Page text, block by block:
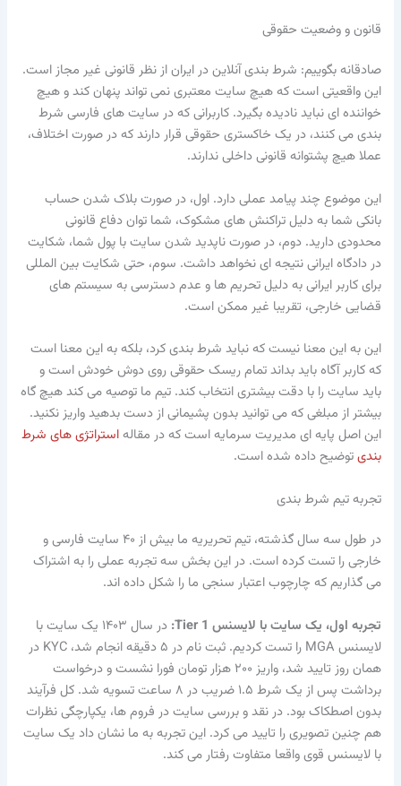
قانون و وضعیت حقوقی
صادقانه بگوییم: شرط بندی آنلاین در ایران از نظر قانونی غیر مجاز است.
این واقعیتی است که هیچ سایت معتبری نمی تواند پنهان کند و هیچ
خواننده ای نباید نادیده بگیرد. کاربرانی که در سایت های فارسی شرط
بندی می کنند، در یک خاکستری حقوقی قرار دارند که در صورت اختلاف،
عملا هیچ پشتوانه قانونی داخلی ندارند.
این موضوع چند پیامد عملی دارد. اول، در صورت بلاک شدن حساب
بانکی شما به دلیل تراکنش های مشکوک، شما توان دفاع قانونی
محدودی دارید. دوم، در صورت ناپدید شدن سایت با پول شما، شکایت
در دادگاه ایرانی نتیجه ای نخواهد داشت. سوم، حتی شکایت بین المللی
برای کاربر ایرانی به دلیل تحریم ها و عدم دسترسی به سیستم های
قضایی خارجی، تقریبا غیر ممکن است.
این به این معنا نیست که نباید شرط بندی کرد، بلکه به این معنا است
که کاربر آگاه باید بداند تمام ریسک حقوقی روی دوش خودش است و
باید سایت را با دقت بیشتری انتخاب کند. تیم ما توصیه می کند هیچ گاه
بیشتر از مبلغی که می توانید بدون پشیمانی از دست بدهید واریز نکنید.
این اصل پایه ای مدیریت سرمایه است که در مقالهاستراتژی های شرط
بندیتوضیح داده شده است.
تجربه تیم شرط بندی
در طول سه سال گذشته، تیم تحریریه ما بیش از ۴۰ سایت فارسی و
خارجی را تست کرده است. در این بخش سه تجربه عملی را به اشتراک
می گذاریم که چارچوب اعتبار سنجی ما را شکل داده اند.
تجربه اول، یک سایت با لایسنس Tier 1:
در سال ۱۴۰۳ یک سایت با
لایسنس MGA را تست کردیم. ثبت نام در ۵ دقیقه انجام شد، KYC در
همان روز تایید شد، واریز ۲۰۰ هزار تومان فورا نشست و درخواست
برداشت پس از یک شرط ۱.۵ ضریب در ۸ ساعت تسویه شد. کل فرآیند
بدون اصطکاک بود. در نقد و بررسی سایت در فروم ها، یکپارچگی نظرات
هم چنین تصویری را تایید می کرد. این تجربه به ما نشان داد یک سایت
با لایسنس قوی واقعا متفاوت رفتار می کند.